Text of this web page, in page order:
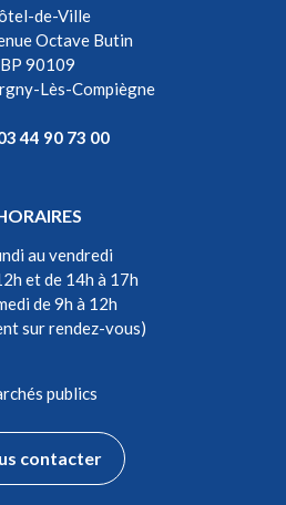
de-Ville
Octave Butin
BP 90109
Lès-Compiègne
44 90 73 00
au vendredi
et de 14h à 17h
de 9h à 12h
sur rendez-vous)
publics
contacter